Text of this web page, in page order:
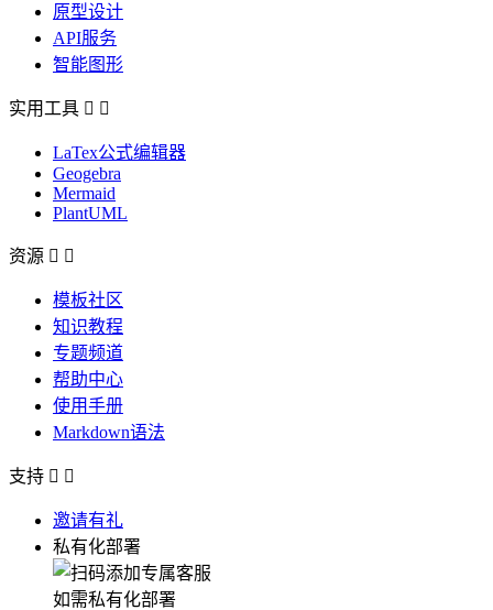
原型设计
API服务
智能图形
实用工具  
LaTex公式编辑器
Geogebra
Mermaid
PlantUML
资源  
模板社区
知识教程
专题频道
帮助中心
使用手册
Markdown语法
支持  
邀请有礼
私有化部署
如需私有化部署